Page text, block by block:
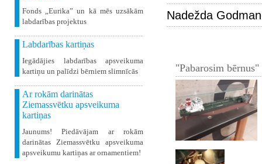
Fonds „Eurika” un kā mēs uzsākām
labdarības projektus
Labdarības kartiņas
Iegādājies labdarības apsveikuma
kartiņu un palīdzi bērniem slimnīcās
Ar rokām darinātas
Ziemassvētku apsveikuma
kartiņas
Jaunums! Piedāvājam ar rokām
darinātas Ziemassvētku apsveikuma
apsveikumu kartiņas ar ornamentiem!
Nadežda
"Pabarosim